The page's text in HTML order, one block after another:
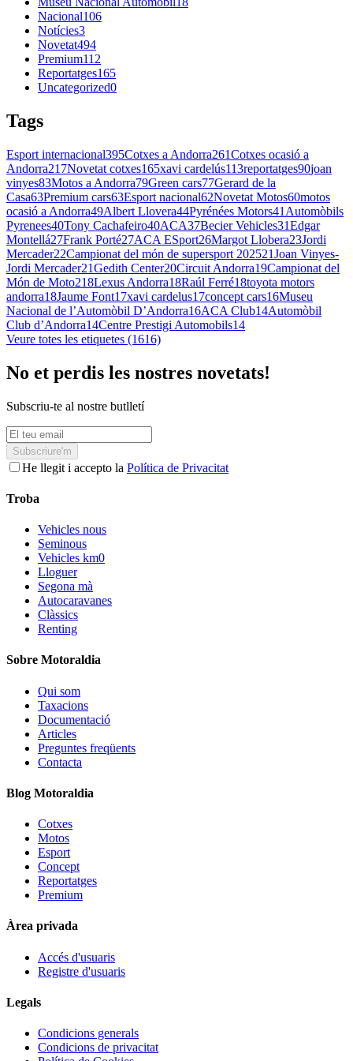
Nacional106
Notícies3
Novetat494
Premium112
Reportatges165
Uncategorized0
Tags
Esport internacional395Cotxes a Andorra261Cotxes ocasió a
Andorra217Novetat cotxes165xavi cardelús113reportatges90joan
vinyes83Motos a Andorra79Green cars77Gerard de la
Casa63Premium cars63Esport nacional62Novetat Motos60motos
ocasió a Andorra49Albert Llovera44Pyrénées Motors41 Automòbils
Pyrenees40Tony Cachafeiro40ACA37Becier Vehicles31Edgar
Montellá27Frank Porté27ACA ESport26Margot Llobera23Jordi
Mercader22Campionat del món de supersport 202521Joan Vinyes-
Jordi Mercader21Gedith Center20Circuit Andorra19Campionat del
Món de Moto218Lexus Andorra18Raúl Ferré18toyota motors
andorra18Jaume Font17xavi cardelus17concept cars16Museu
Nacional de l’Automòbil D’Andorra16ACA Club14Automòbil
Club d’Andorra14Centre Prestigi Automobils14
Veure totes les etiquetes (1616)
No et perdis les nostres novetats!
Subscriu-te al nostre butlletí
Subscriure'm
He llegit i accepto la Política de Privacitat
Troba
Vehicles nous
Seminous
Vehicles km0
Lloguer
Segona mà
Autocaravanes
Clàssics
Renting
Sobre Motoraldia
Qui som
Taxacions
Documentació
Articles
Preguntes freqüents
Contacta
Blog Motoraldia
Cotxes
Motos
Esport
Concept
Reportatges
Premium
Àrea privada
Accés d'usuaris
Registre d'usuaris
Legals
Condicions generals
Condicions de privacitat